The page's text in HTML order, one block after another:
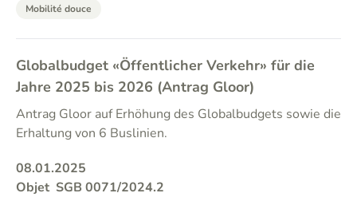
Mobilité douce
Globalbudget «Öffentlicher Verkehr» für die
Jahre 2025 bis 2026 (Antrag Gloor)
Antrag Gloor auf Erhöhung des Globalbudgets sowie die
Erhaltung von 6 Buslinien.
08.01.2025
Objet SGB 0071/2024.2